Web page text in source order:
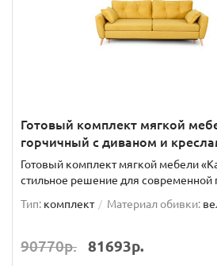
Готовый комплект мягкой
горчичный с диваном и
Готовый комплект мягкой мебели
стильное решение для современной
Тип: комплект Материал обивки:
90770р. 81693р.